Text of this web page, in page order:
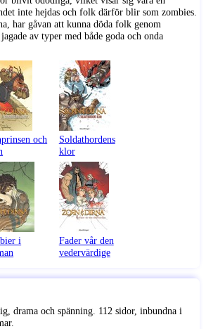
inte hejdas och folk därför blir som zombies.
har gåvan att kunna döda folk genom
av typer med både goda och onda
och
Soldathordens
klor
i
Fader vår den
vedervärdige
drama och spänning. 112 sidor, inbundna i